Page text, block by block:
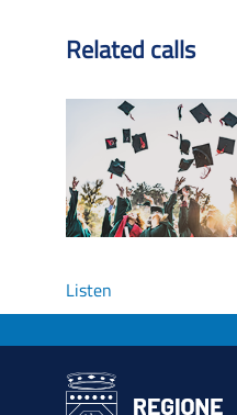
Related calls
Listen